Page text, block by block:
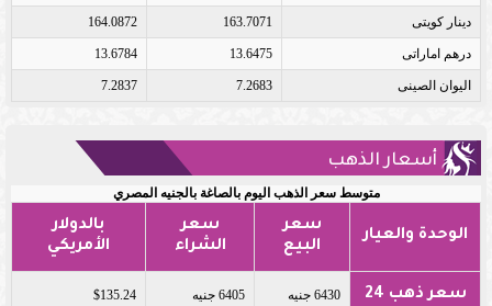
دينار كويتى 163.7071
164.0872
درهم اماراتى 13.6475
13.6784
اليوان الصينى 7.2683
7.2837
أسعار الذهب
متوسط سعر الذهب اليوم بالصاغة بالجنيه المصري
الوحدة والعيار
سعر
البيع
سعر
الشراء
بالدولار
الأمريكي
سعر ذهب 24 6430 جنيه 6405 جنيه $135.24